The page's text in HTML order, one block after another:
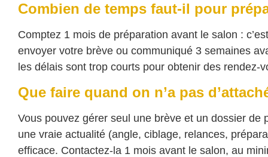
Combien de temps faut-il pour
Comptez 1 mois de préparation avant le salon :
envoyer votre brève ou communiqué 3 semaines
les délais sont trop courts pour obtenir des rendez-
Que faire quand on n’a pas
Vous pouvez gérer seul une brève et un dossier
une vraie actualité (angle, ciblage, relances,
efficace. Contactez-la 1 mois avant le salon, au